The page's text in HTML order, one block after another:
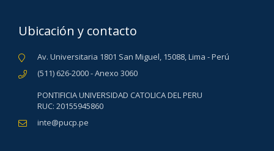
Ubicación y contacto
Av. Universitaria 1801 San Miguel, 15088, Lima - Perú
(511) 626-2000 - Anexo 3060
PONTIFICIA UNIVERSIDAD CATOLICA DEL PERU
RUC: 20155945860
inte@pucp.pe